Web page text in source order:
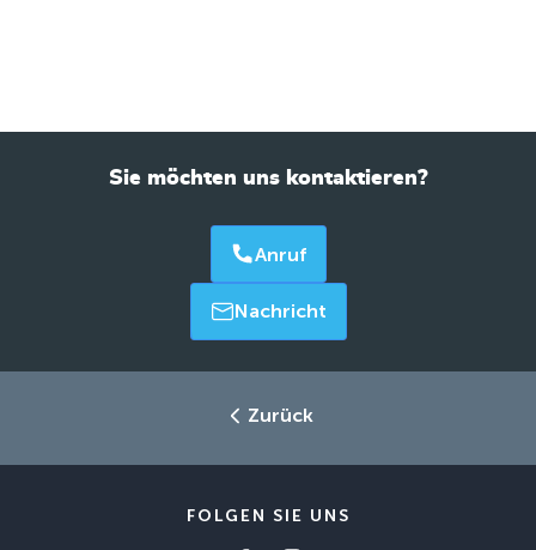
Sie möchten uns kontaktieren?
Anruf
Nachricht
Zurück
FOLGEN SIE UNS